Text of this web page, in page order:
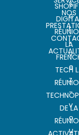
NOS
LA
TECH
DE LA
s
c
r
i
v
e
z
-
v
o
u